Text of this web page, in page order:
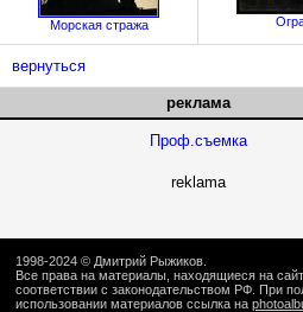
Морская стража
вернуться
реклама
Проф.съемка
reklama
1998-2024 © Дмитрий Рыжиков
Все права на материалы, находящиеся на
соответствии с законодательством РФ. При
использовании материалов ссылка на